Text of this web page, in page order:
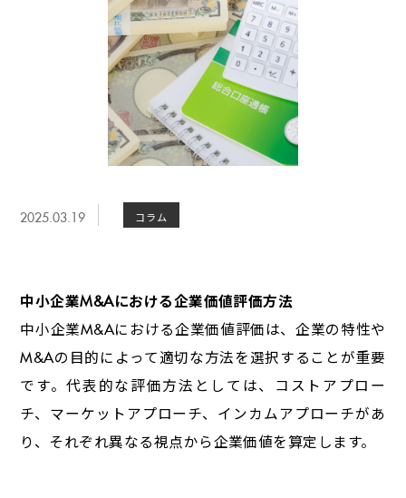
2025.03.19 コラム
中小企業 M&A における企業価値評価方法
中小企業 M&A における企業価値評価は、企業の特性や
M&A の目的によって適切な方法を選択することが重要
です。代表的な評価方法としては、コストアプロー
チ、マーケットアプローチ、インカムアプローチがあ
り、それぞれ異なる視点から企業価値を算定します。